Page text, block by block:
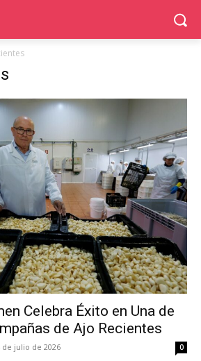
Celebra Éxito en Una de
de Ajo Recientes
de julio de 2026 0